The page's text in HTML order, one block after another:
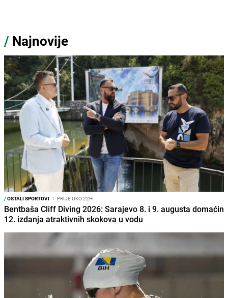
/ Najnovije
/OSTALI SPORTOVI I PRIJE OKO 22H
Bentbaša Cliff Diving 2026: Sarajevo 8. i 9. augusta domaćin
12. izdanja atraktivnih skokova u vodu